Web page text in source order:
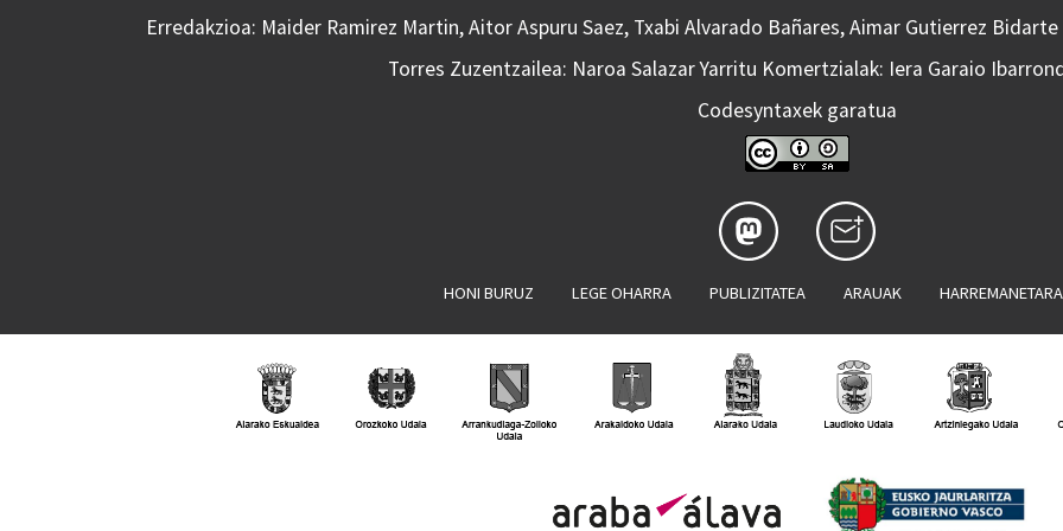
Erredakzioa: Maider Ramirez Martin, Aitor Aspuru Saez, Txabi Alvarado Bañares, Aimar Gutierrez
Torres Zuzentzailea: Naroa Salazar Yarritu Komertzialak: Iera Garaio
Codesyntaxek garatua
HONI BURUZ LEGE OHARRA PUBLIZITATEA ARAUAK